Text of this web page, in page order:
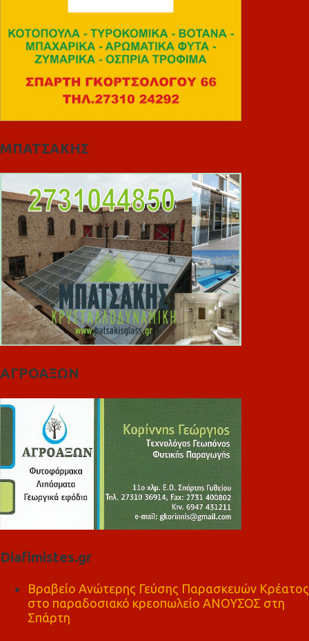
ΜΠΑΤΣΑΚΗΣ
ΑΓΡΟΑΞΩΝ
Diafimistes.gr
Βραβείο Ανώτερης Γεύσης Παρασκευών Κρέατος
στο παραδοσιακό κρεοπωλείο ΑΝΟΥΣΟΣ στη
Σπάρτη